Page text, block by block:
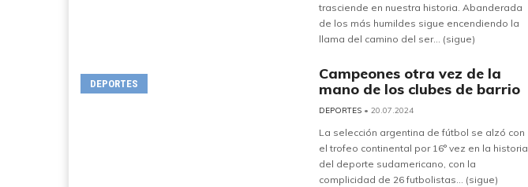
trasciende en nuestra historia. Abanderada
de los más humildes sigue encendiendo la
llama del camino del ser... (sigue)
DEPORTES
Campeones otra vez de la
mano de los clubes de barrio
DEPORTES • 20.07.2024
La selección argentina de fútbol se alzó con
el trofeo continental por 16° vez en la historia
del deporte sudamericano, con la
complicidad de 26 futbolistas... (sigue)